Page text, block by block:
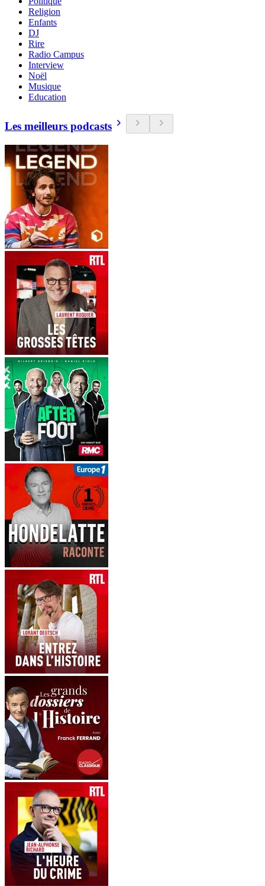
Religion
Enfants
DJ
Rire
Radio Campus
Interview
Noël
Musique
Education
Les meilleurs podcasts